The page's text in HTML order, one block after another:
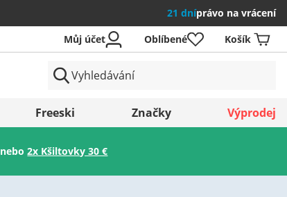
21 dníprávo na vrácení
Uložit
Můj účet Oblíbené Košík
Freeski Značky Výprodej
nebo2x Kšiltovky 30 €